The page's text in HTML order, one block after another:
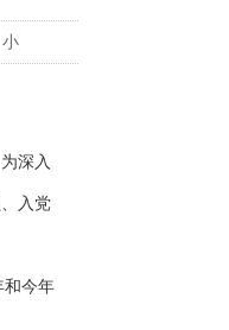
小
深入
入党
和今年